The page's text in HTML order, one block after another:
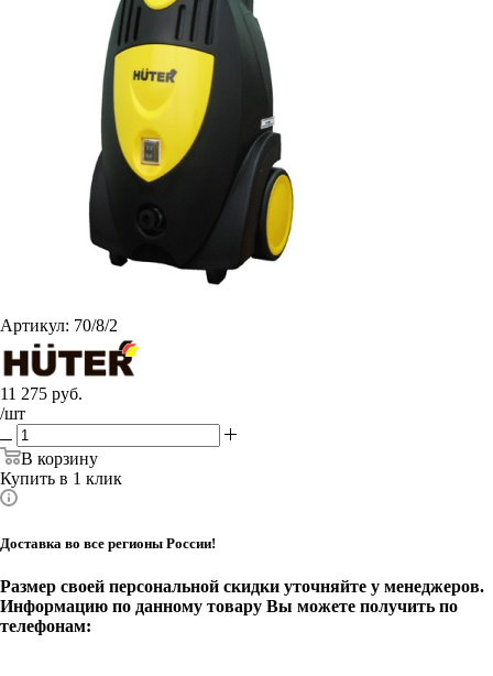
Артикул: 70/8/2
11 275 руб.
/шт
В корзину
Купить в 1 клик
Доставка во все регионы России!
Размер своей персональной скидки уточняйте у менеджеров.
Информацию по данному товару Вы можете получить по
телефонам: